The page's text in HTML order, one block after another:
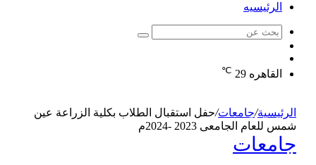
الرئيسيه
بحث
عشوائي
القاهره 29
℃
الرئيسية/جامعات/حفل استقبال الطلاب بكلية الزراعة عين
شمس للعام الجامعى 2023 -2024م
جامعات